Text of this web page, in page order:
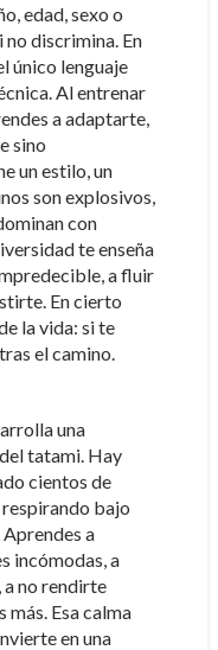
edad, sexo o
discrimina. En
único lenguaje
Al entrenar
a adaptarte,
sino
un estilo, un
son explosivos,
con
te enseña
a fluir
En cierto
la vida: si te
el camino.
una
tatami. Hay
cientos de
respirando bajo
a
incómodas, a
no rendirte
más. Esa calma
en una